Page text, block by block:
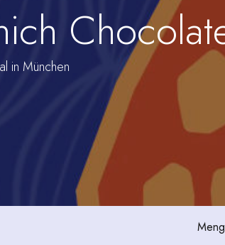
in München